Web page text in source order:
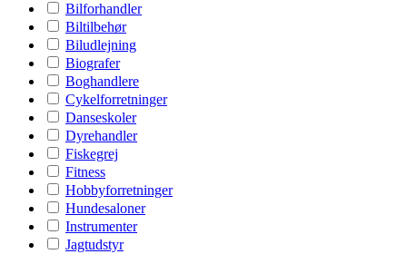
Bilforhandler
Biltilbehør
Biludlejning
Biografer
Boghandlere
Cykelforretninger
Danseskoler
Dyrehandler
Fiskegrej
Fitness
Hobbyforretninger
Hundesaloner
Instrumenter
Jagtudstyr